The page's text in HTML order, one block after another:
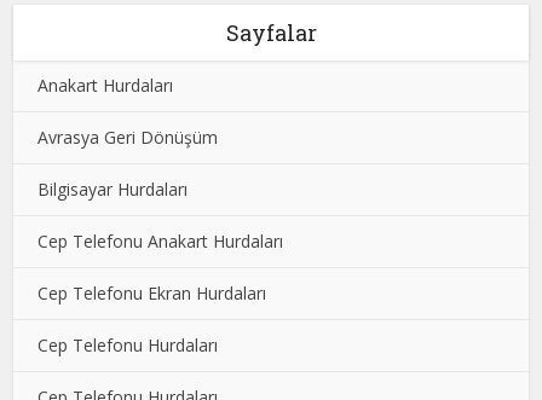
Sayfalar
Anakart Hurdaları
Avrasya Geri Dönüşüm
Bilgisayar Hurdaları
Cep Telefonu Anakart Hurdaları
Cep Telefonu Ekran Hurdaları
Cep Telefonu Hurdaları